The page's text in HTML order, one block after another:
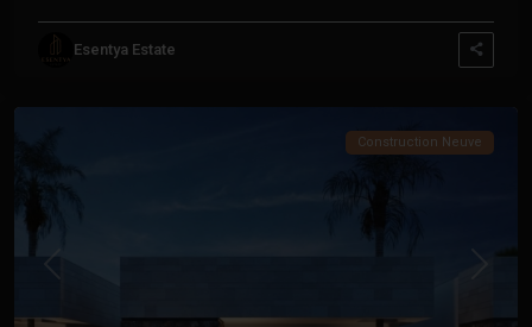
Esentya Estate
Torre
Construction Neuve